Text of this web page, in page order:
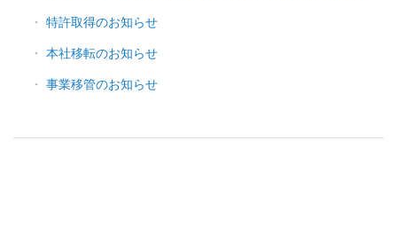
特許取得のお知らせ
本社移転のお知らせ
事業移管のお知らせ